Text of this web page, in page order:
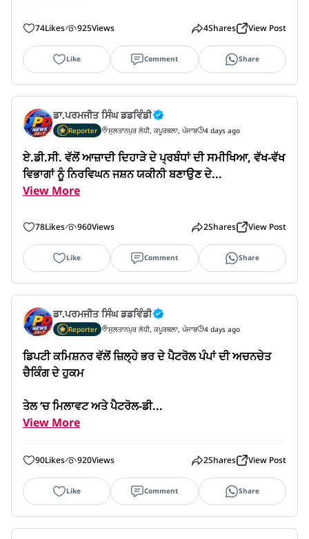
74Likes 925Views 4Shares View Post
Like Comment Share
ਡਾ.ਪਰਮਜੀਤ ਸਿੰਘ ਡਡਵਿੰਡੀ
Reporter ਸੁਲਤਾਨਪੁਰ ਲੋਧੀ, ਕਪੂਰਥਲਾ, ਪੰਜਾਬ 4 days ago
ਏ.ਡੀ.ਸੀ. ਵੱਲੋਂ ਆਜ਼ਾਦੀ ਦਿਹਾੜੇ ਦੇ ਪ੍ਰਬੰਧਾਂ ਦੀ ਸਮੀਖਿਆ, ਵੱਖ-ਵੱਖ
ਵਿਭਾਗਾਂ ਨੂੰ ਨਿਰਵਿਘਨ ਜਸ਼ਨ ਯਕੀਨੀ ਬਣਾਉਣ ਦੇ...
View More
78Likes 960Views 2Shares View Post
Like Comment Share
ਡਾ.ਪਰਮਜੀਤ ਸਿੰਘ ਡਡਵਿੰਡੀ
Reporter ਸੁਲਤਾਨਪੁਰ ਲੋਧੀ, ਕਪੂਰਥਲਾ, ਪੰਜਾਬ 4 days ago
ਡਿਪਟੀ ਕਮਿਸ਼ਨਰ ਵੱਲੋਂ ਜ਼ਿਲ੍ਹੇ ਭਰ ਦੇ ਪੈਟਰੋਲ ਪੰਪਾਂ ਦੀ ਅਚਨਚੇਤ
ਚੈਕਿੰਗ ਦੇ ਹੁਕਮ
ਤੇਲ ’ਚ ਮਿਲਾਵਟ ਅਤੇ ਪੈਟਰੋਲ-ਡੀ...
View More
90Likes 920Views 2Shares View Post
Like Comment Share